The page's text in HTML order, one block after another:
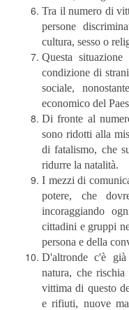
Tra il numero di
persone
cultura, sesso o
Questa
condizione di
sociale,
economico del
Di fronte al
sono ridotti alla
di fatalismo, che
ridurre la natalità.
I mezzi di
potere, che
incoraggiando
cittadini e gruppi
persona e della
D'altronde c'è già
natura, che
vittima di questo
e rifiuti, nuove